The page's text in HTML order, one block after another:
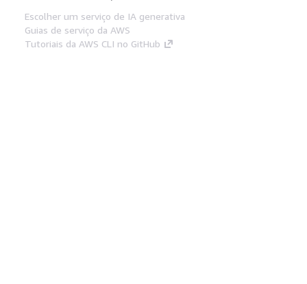
Escolher um serviço de IA generativa
Guias de serviço da AWS
Tutoriais da AWS CLI no GitHub